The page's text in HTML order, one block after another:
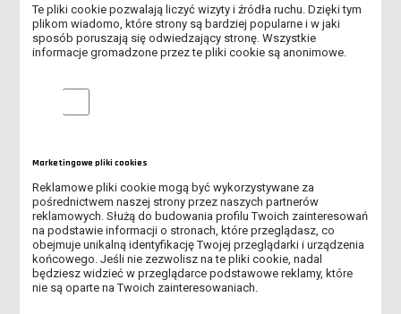
OSTATNIE DNI I WNIOSKOWANIA O MIEJSCE W DOMU STUDENTA
WEŹ UDZIAŁ W KONKURSIE I WYSTARTUJ ZA DARMO W
LESZCZYŃSKIM FESTIWALU SPORTU!
Pliki do pobrania
Te pliki cookie pozwalają liczyć wizyty i źródła ruchu. Dzięki tym
plikom wiadomo, które strony są bardziej popularne i w jaki
sposób poruszają się odwiedzający stronę. Wszystkie
informacje gromadzone przez te pliki cookie są anonimowe.
Analityczne pliki cookie
Marketingowe pliki cookies
Reklamowe pliki cookie mogą być wykorzystywane za
pośrednictwem naszej strony przez naszych partnerów
reklamowych. Służą do budowania profilu Twoich zainteresowań
na podstawie informacji o stronach, które przeglądasz, co
obejmuje unikalną identyfikację Twojej przeglądarki i urządzenia
końcowego. Jeśli nie zezwolisz na te pliki cookie, nadal
będziesz widzieć w przeglądarce podstawowe reklamy, które
nie są oparte na Twoich zainteresowaniach.